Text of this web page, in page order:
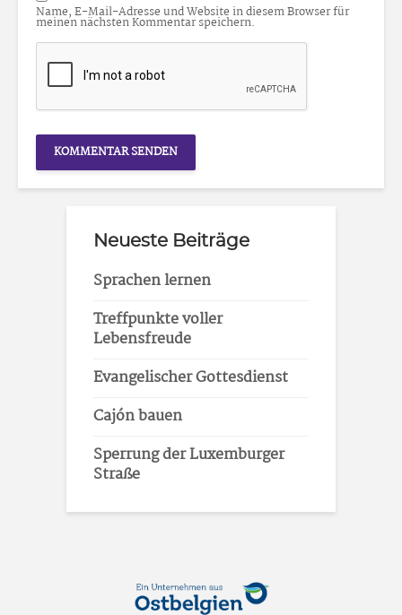
Name, E-Mail-Adresse und Website in diesem Browser für
meinen nächsten Kommentar speichern.
Neueste Beiträge
Sprachen lernen
Treffpunkte voller
Lebensfreude
Evangelischer Gottesdienst
Cajón bauen
Sperrung der Luxemburger
Straße